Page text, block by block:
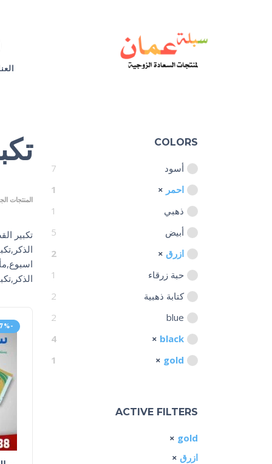
COLORS
أسود
7
احمر
1
ذهبي
1
أبيض
5
ازرق
2
حبة زرقاء
1
كتابة ذهبية
2
blue
2
black
4
gold
1
ACTIVE FILTERS
gold
ازرق
المنتجات
تكبير
-7%